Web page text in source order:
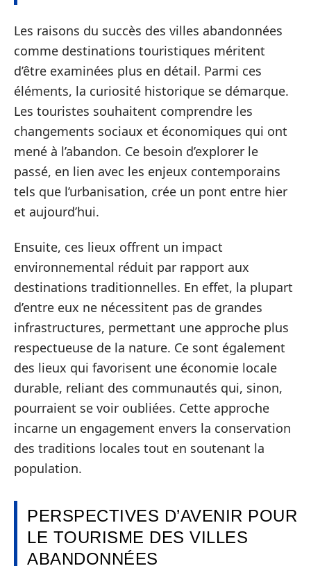
Les raisons du succès des villes abandonnées
comme destinations touristiques méritent
d’être examinées plus en détail. Parmi ces
éléments, la curiosité historique se démarque.
Les touristes souhaitent comprendre les
changements sociaux et économiques qui ont
mené à l’abandon. Ce besoin d’explorer le
passé, en lien avec les enjeux contemporains
tels que l’urbanisation, crée un pont entre hier
et aujourd’hui.
Ensuite, ces lieux offrent un impact
environnemental réduit par rapport aux
destinations traditionnelles. En effet, la plupart
d’entre eux ne nécessitent pas de grandes
infrastructures, permettant une approche plus
respectueuse de la nature. Ce sont également
des lieux qui favorisent une économie locale
durable, reliant des communautés qui, sinon,
pourraient se voir oubliées. Cette approche
incarne un engagement envers la conservation
des traditions locales tout en soutenant la
population.
PERSPECTIVES D’AVENIR POUR
LE TOURISME DES VILLES
ABANDONNÉES